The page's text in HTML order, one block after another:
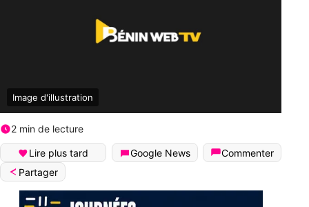
Image d'illustration
2 min de lecture
Lire plus tard Google News
Commenter
Partager